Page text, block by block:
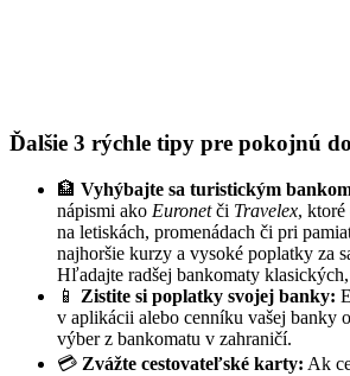
Ďalšie 3 rýchle tipy pre pokojnú
🏦 Vyhýbajte sa turistickým
nápismi ako Euronetči Travelex, ktoré
na letiskách, promenádach či pri
najhoršie kurzy a vysoké poplatky za
Hľadajte radšej bankomaty
📱 Zistite si poplatky svojej banky:
v aplikácii alebo cenníku vašej banky
výber z bankomatu v zahraničí.
💳 Zvážte cestovateľské karty: Ak